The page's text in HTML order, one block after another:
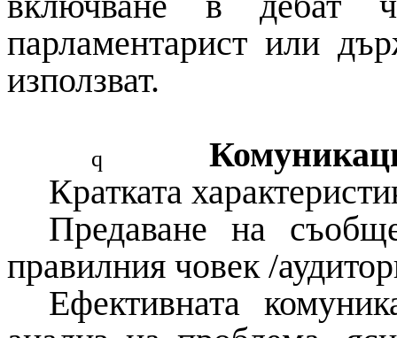
парламентарист или
използват.
q
Кратката
Предаване на
правилния човек /
Ефективната